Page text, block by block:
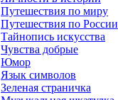
Путешествия по миру
Путешествия по России
Тайнопись искусства
Чувства добрые
Юмор
Язык символов
Зеленая страничка